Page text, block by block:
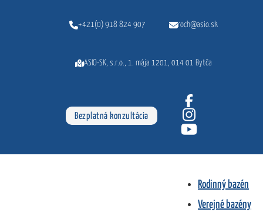
+421(0) 918 824 907 roch@asio.sk
ASIO-SK, s.r.o., 1. mája 1201, 014 01 Bytča
Bezplatná konzultácia
Rodinný bazén
Verejné bazény